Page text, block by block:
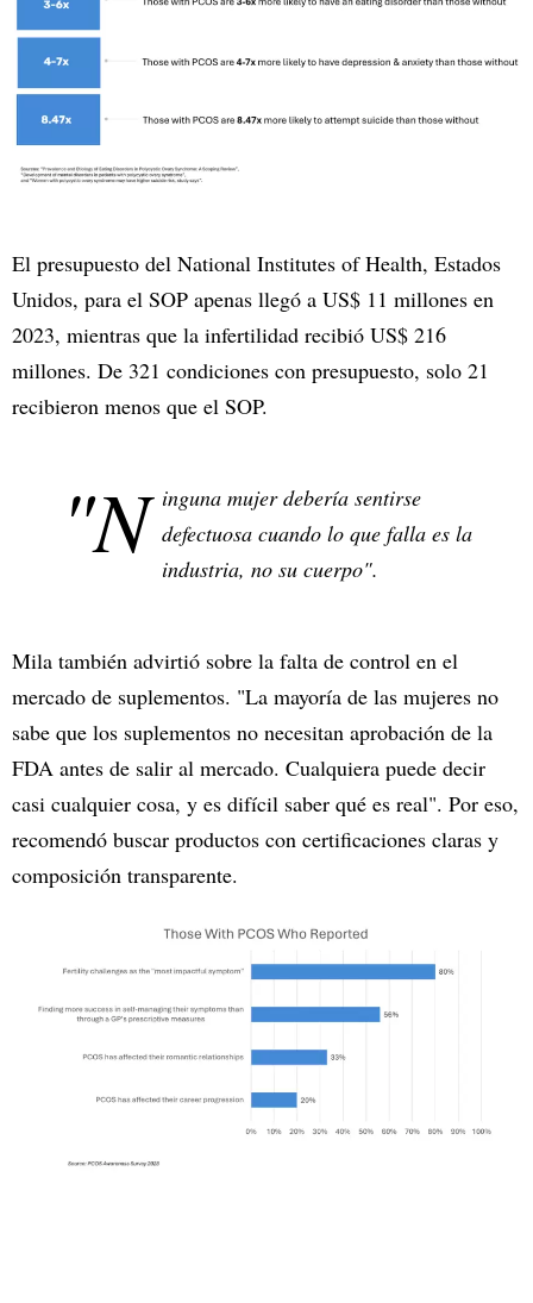
El presupuesto del National Institutes of Health, Estados
Unidos, para el SOP apenas llegó a US$ 11 millones en
2023, mientras que la infertilidad recibió US$ 216
millones. De 321 condiciones con presupuesto, solo 21
recibieron menos que el SOP.
"N inguna mujer debería sentirse
defectuosa cuando lo que falla es la
industria, no su cuerpo".
Mila también advirtió sobre la falta de control en el
mercado de suplementos. "La mayoría de las mujeres no
sabe que los suplementos no necesitan aprobación de la
FDA antes de salir al mercado. Cualquiera puede decir
casi cualquier cosa, y es difícil saber qué es real". Por eso,
recomendó buscar productos con certificaciones claras y
composición transparente.